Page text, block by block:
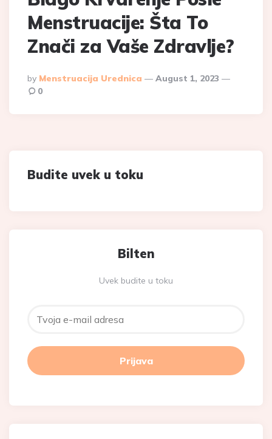
Menstruacije: Šta To
Znači za Vaše Zdravlje?
Posted
By
By Menstruacija Urednica August 1, 2023
0
Budite uvek u toku
Bilten
Uvek budite u toku